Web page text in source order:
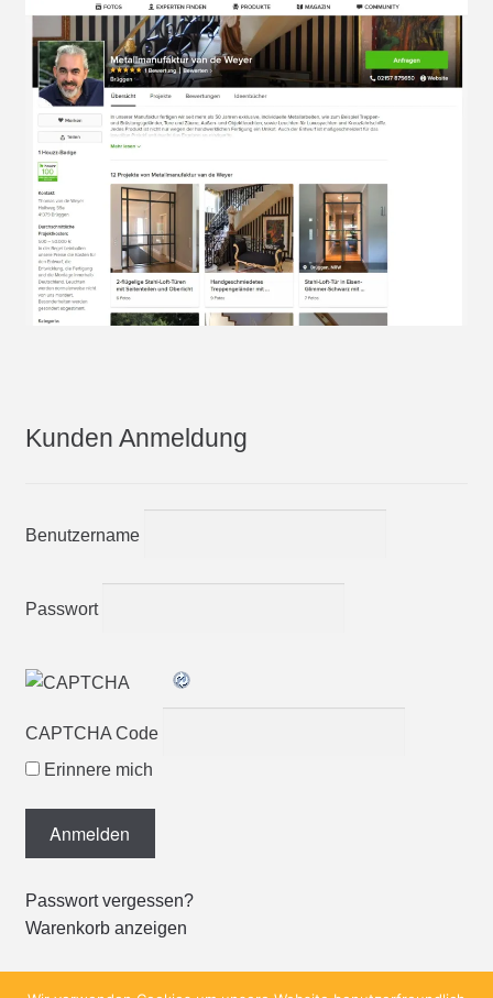
Kunden Anmeldung
Benutzername
Passwort
CAPTCHA Code
Erinnere mich
Passwort vergessen?
Warenkorb anzeigen